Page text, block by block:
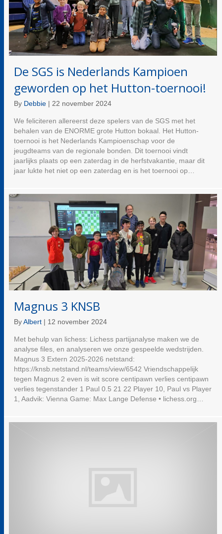
De SGS is Nederlands Kampioen
geworden op het Hutton-toernooi!
By Debbie | 22 november 2024
We feliciteren allereerst deze spelers van de SGS met het
behalen van de ENORME grote Hutton bokaal. Het Hutton-
toernooi is het Nederlands Kampioenschap voor de
jeugdteams van de regionale bonden. Dit toernooi vindt
jaarlijks plaats op een zaterdag in de herfstvakantie, maar dit
jaar lukte het niet op een zaterdag en is het toernooi op…
Magnus 3 KNSB
ByAlbert | 12 november 2024
Met behulp van lichess: Lichess partijanalyse maken we de
analyse files, en analyseren we onze gespeelde wedstrijden.
Magnus 3 Extern 2025-2026 netstand:
https://knsb.netstand.nl/teams/view/6542 Vriendschappelijk
tegen Magnus 2 even is wit score centipawn verlies centipawn
verlies tegenstander 1 Paul 0.5 21 22 Player 10, Paul vs Player
1, Aadvik: Vienna Game: Max Lange Defense • lichess.org…